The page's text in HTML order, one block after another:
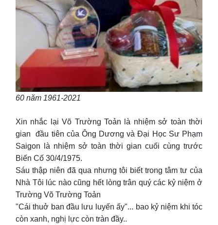
60 năm 1961-2021
Xin nhắc lại Võ Trường Toản là nhiệm sở toàn thời
gian đầu tiên của Ông Dương và Đại Học Sư Phạm
Saigon là nhiệm sở toàn thời gian cuối cùng trước
Biến Cố 30/4/1975.
Sáu thập niên đã qua nhưng tôi biết trong tâm tư của
Nhà Tôi lúc nào cũng hết lòng trân quý các kỷ niệm ở
Trường Võ Trường Toản
"Cái thuở ban đầu lưu luyến ấy"... bao kỷ niệm khi tóc
còn xanh, nghị lực còn tràn đầy..